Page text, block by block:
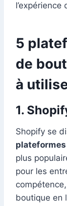
l’expérience
5
de
à
1.
Shopify se
plus
pour les
compétence,
boutique en